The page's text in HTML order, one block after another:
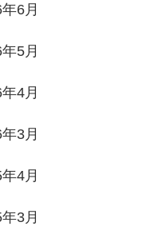
6月
5月
4月
3月
4月
3月